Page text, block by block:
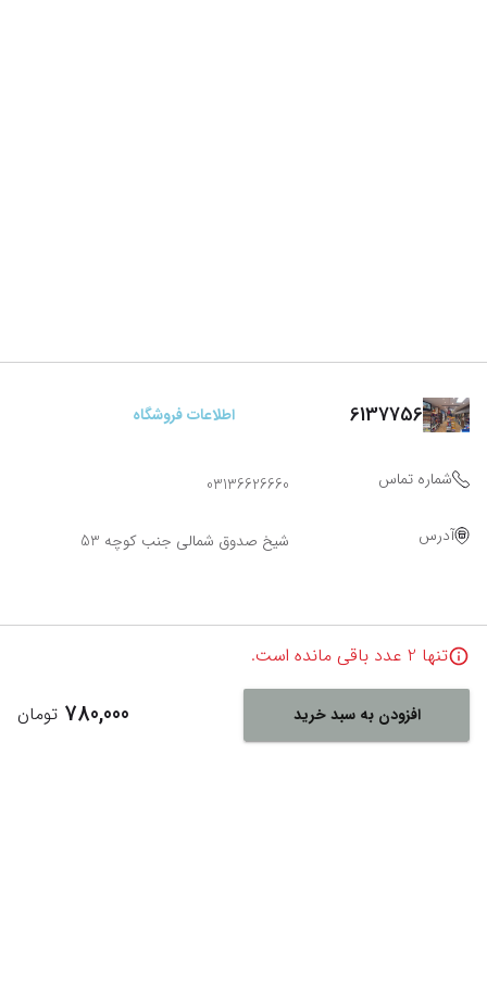
تنها 2 عدد باقی مانده است.
افزودن به سبد خرید 780,000 تومان
6137756 اطلاعات فروشگاه
شماره تماس 03136626660
آدرس شیخ صدوق شمالی جنب کوچه 53